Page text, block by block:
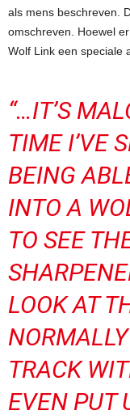
als mens beschreven.
omschreven. Hoewel
Wolf Link een speciale
“…IT’S
TIME I’VE
BEING
INTO A
TO SEE
LOOK AT
TRACK
EVEN PUT